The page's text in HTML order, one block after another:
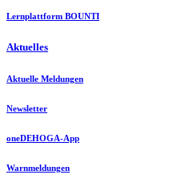
Lernplattform BOUNTI
Aktuelles
Aktuelle Meldungen
Newsletter
oneDEHOGA-App
Warnmeldungen